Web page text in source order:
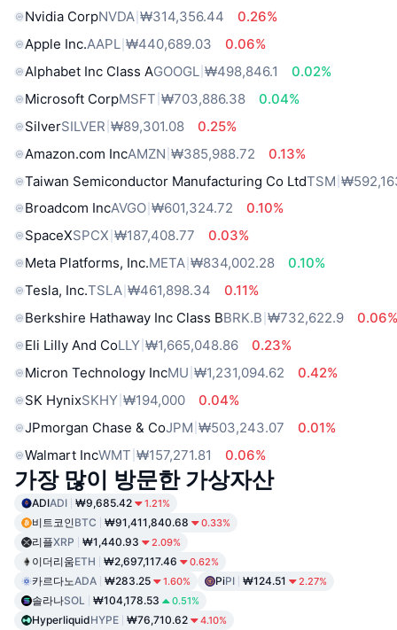
Nvidia CorpNVDA ₩314,356.44
0.26%
Apple Inc.AAPL ₩440,689.03
0.06%
Alphabet Inc Class AGOOGL ₩498,846.1
0.02%
Microsoft CorpMSFT ₩703,886.38
0.04%
SilverSILVER ₩89,301.08
0.25%
Amazon.com IncAMZN ₩385,988.72
0.13%
Taiwan Semiconductor Manufacturing Co LtdTSM
Broadcom IncAVGO ₩601,324.72
0.10%
SpaceXSPCX ₩187,408.77
0.03%
Meta Platforms, Inc.META ₩834,002.28
0.10%
Tesla, Inc.TSLA ₩461,898.34
0.11%
Berkshire Hathaway Inc Class BBRK.B ₩732,622.9
Eli Lilly And CoLLY ₩1,665,048.86
0.23%
Micron Technology IncMU ₩1,231,094.62
0.42%
SK HynixSKHY ₩194,000
0.04%
JPmorgan Chase & CoJPM ₩503,243.07
0.01%
Walmart IncWMT ₩157,271.81 0.06%
가장 많이 방문한 가상자산
ADIADI ₩9,685.42 1.21%
비트코인BTC ₩91,411,840.68 0.33%
리플XRP ₩1,440.93 2.09%
이더리움ETH ₩2,697,117.46 0.62%
카르다노ADA ₩283.25 1.60% PiPI ₩124.51 2.27%
솔라나SOL ₩104,178.53 0.51%
HyperliquidHYPE ₩76,710.62 4.10%